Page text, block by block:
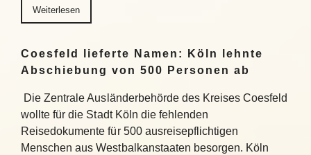
Weiterlesen
Coesfeld lieferte Namen: Köln lehnte
Abschiebung von 500 Personen ab
Die Zentrale Ausländerbehörde des Kreises Coesfeld
wollte für die Stadt Köln die fehlenden
Reisedokumente für 500 ausreisepflichtigen
Menschen aus Westbalkanstaaten besorgen. Köln